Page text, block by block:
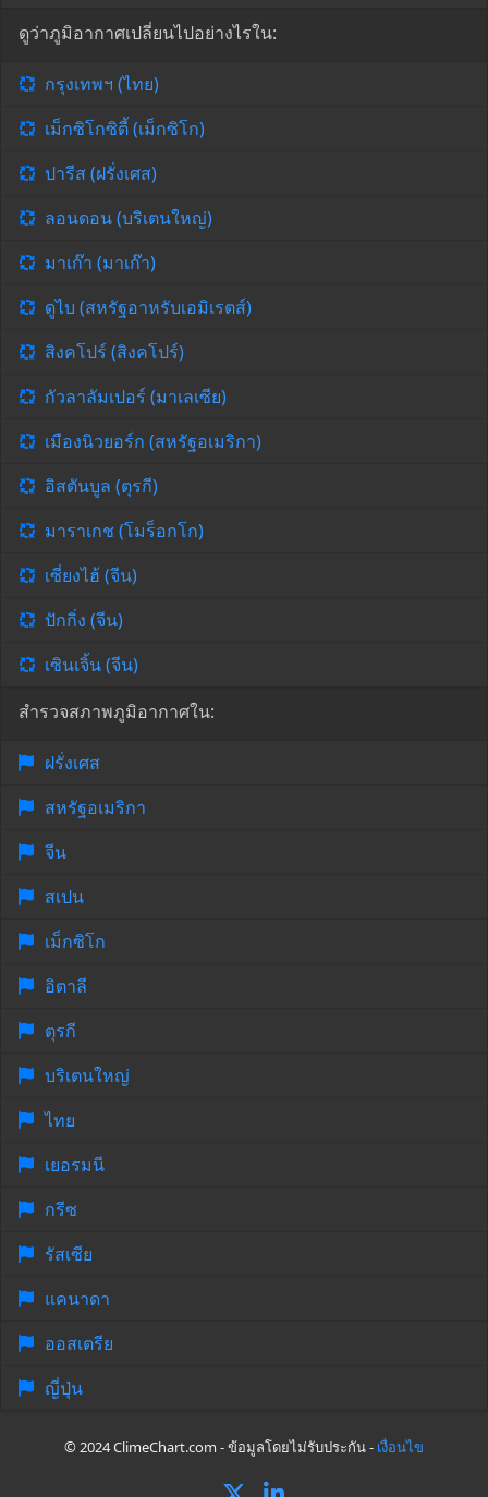
ดูว่าภูมิอากาศเปลี่ยนไปอย่างไรใน:
กรุงเทพฯ (ไทย)
เม็กซิโกซิตี้ (เม็กซิโก)
ปารีส (ฝรั่งเศส)
ลอนดอน (บริเตนใหญ่)
มาเก๊า (มาเก๊า)
ดูไบ (สหรัฐอาหรับเอมิเรตส์)
สิงคโปร์ (สิงคโปร์)
กัวลาลัมเปอร์ (มาเลเซีย)
เมืองนิวยอร์ก (สหรัฐอเมริกา)
อิสตันบูล (ตุรกี)
มาราเกช (โมร็อกโก)
เซี่ยงไฮ้ (จีน)
ปักกิ่ง (จีน)
เซินเจิ้น (จีน)
สำรวจสภาพภูมิอากาศใน:
ฝรั่งเศส
สหรัฐอเมริกา
จีน
สเปน
เม็กซิโก
อิตาลี
ตุรกี
บริเตนใหญ่
ไทย
เยอรมนี
กรีซ
รัสเซีย
แคนาดา
ออสเตรีย
ญี่ปุ่น
© 2024 ClimeChart.com - ข้อมูลโดยไม่รับประกัน - เงื่อนไข